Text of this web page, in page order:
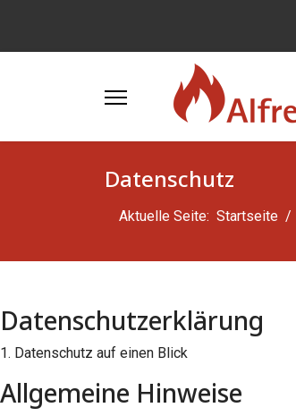
Datenschutz
Aktuelle Seite: Startseite
Datenschutzerklärung
1. Datenschutz auf einen Blick
Allgemeine Hinweise